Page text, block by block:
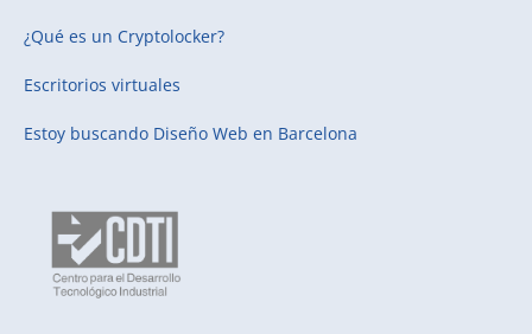
¿Qué es un Cryptolocker?
Escritorios virtuales
Estoy buscando Diseño Web en Barcelona